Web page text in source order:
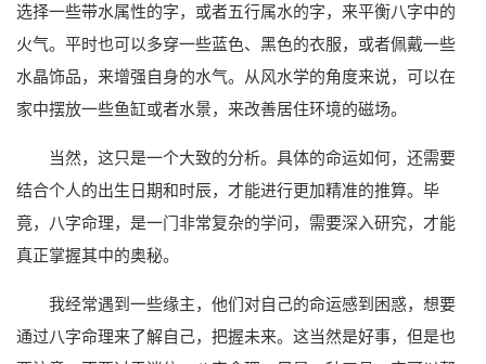
选择一些带水属性的字，或者五行属水的字，来平衡八字中的
火气。平时也可以多穿一些蓝色、黑色的衣服，或者佩戴一些
水晶饰品，来增强自身的水气。从风水学的角度来说，可以在
家中摆放一些鱼缸或者水景，来改善居住环境的磁场。
当然，这只是一个大致的分析。具体的命运如何，还需要
结合个人的出生日期和时辰，才能进行更加精准的推算。毕
竟，八字命理，是一门非常复杂的学问，需要深入研究，才能
真正掌握其中的奥秘。
我经常遇到一些缘主，他们对自己的命运感到困惑，想要
通过八字命理来了解自己，把握未来。这当然是好事，但是也